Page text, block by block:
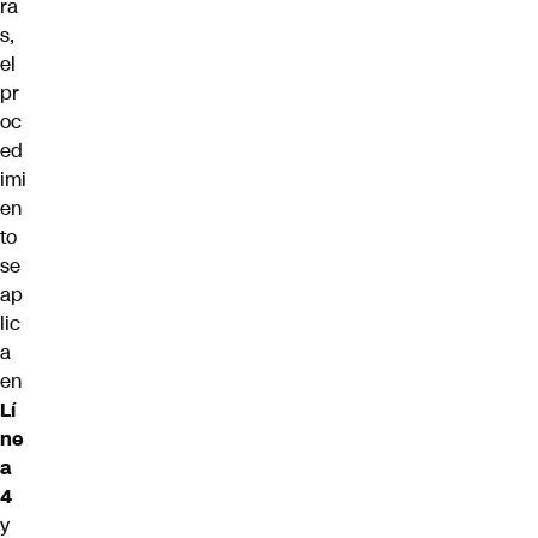
ra
s,
el
pr
oc
ed
imi
en
to
se
ap
lic
a
en
Lí
ne
a
4
y